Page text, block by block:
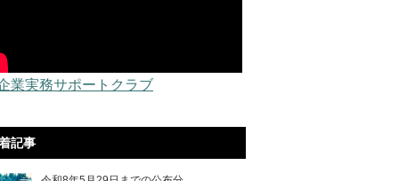
業実務サポートクラブ
記事